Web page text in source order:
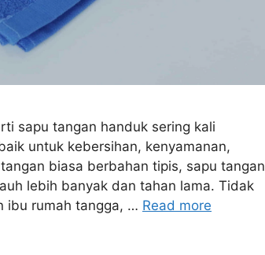
sapu tangan handuk sering kali
untuk kebersihan, kenyamanan,
biasa berbahan tipis, sapu tangan
lebih banyak dan tahan lama. Tidak
ibu rumah tangga, … Read more